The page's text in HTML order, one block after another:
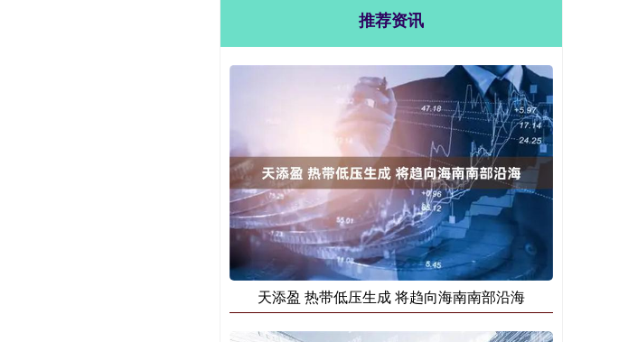
推荐资讯
天添盈 热带低压生成 将趋向海南南部沿海